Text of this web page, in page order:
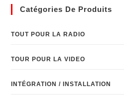
Catégories De Produits
TOUT POUR LA RADIO
TOUR POUR LA VIDEO
INTÉGRATION / INSTALLATION